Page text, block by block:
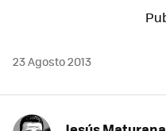
23 Agosto 2013